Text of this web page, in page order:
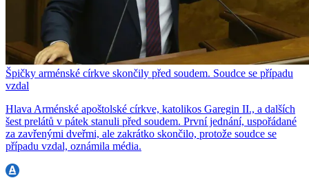
Špičky arménské církve skončily před soudem. Soudce se případu
vzdal
Hlava Arménské apoštolské církve, katolikos Garegin II., a dalších
šest prelátů v pátek stanuli před soudem. První jednání, uspořádané
za zavřenými dveřmi, ale zakrátko skončilo, protože soudce se
případu vzdal, oznámila média.